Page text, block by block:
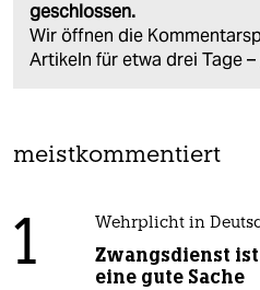
geschlossen.
Wir öffnen die
Artikeln für etwa drei Tage –
meistkommentiert
1 Wehrplicht in
Zwangsdienst
eine gute Sache